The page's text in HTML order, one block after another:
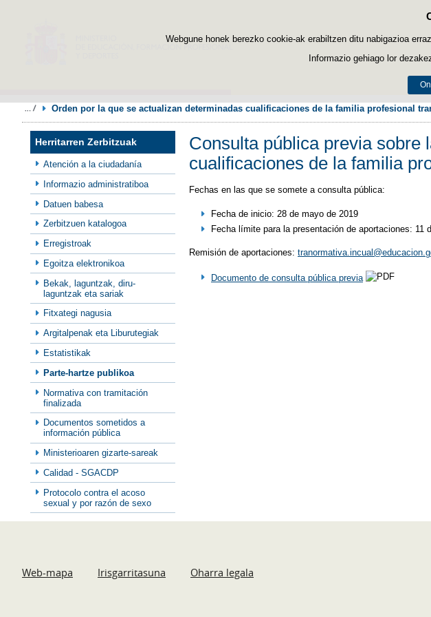
Webgune honek berezko cookie-ak erabiltzen ditu nabigazioa
Informazio gehiago lor
Orden por la que se actualizan determinadas cualificaciones de la familia profesional
Herritarren Zerbitzuak
Atención a la ciudadanía
Informazio administratiboa
Datuen babesa
Zerbitzuen katalogoa
Erregistroak
Egoitza elektronikoa
Bekak, laguntzak, diru-
laguntzak eta sariak
Fitxategi nagusia
Argitalpenak eta Liburutegiak
Estatistikak
Parte-hartze publikoa
Normativa con tramitación
finalizada
Documentos sometidos a
información pública
Ministerioaren gizarte-sareak
Calidad - SGACDP
Protocolo contra el acoso
sexual y por razón de sexo
Consulta pública previa sobre
cualificaciones de la familia
Fechas en las que se somete a consulta pública:
Fecha de inicio: 28 de mayo de 2019
Fecha límite para la presentación de aportaciones: 11
Remisión de aportaciones:
Documento de consulta pública previa
Web-mapa Irisgarritasuna Oharra legala